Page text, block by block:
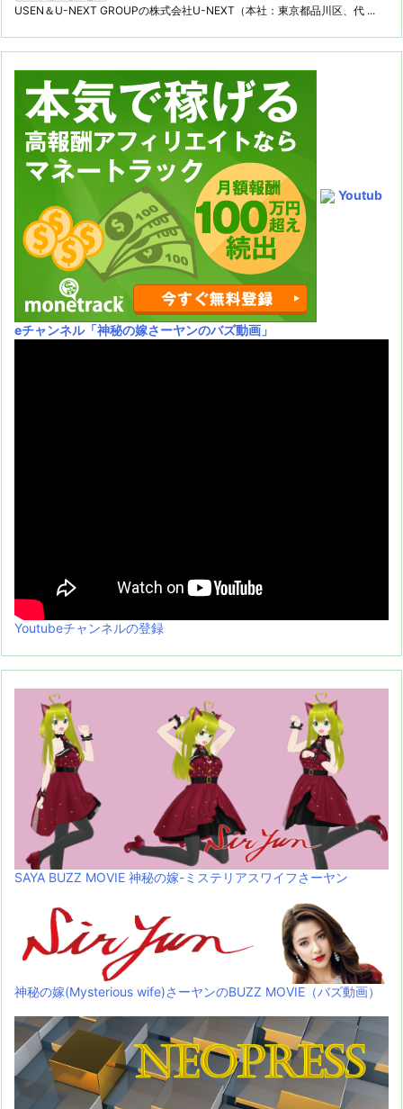
USEN＆U-NEXT GROUPの株式会社U-NEXT（本社：東京都品川区、代 ...
Youtub
eチャンネル「神秘の嫁さーヤンのバズ動画」
Youtubeチャンネルの登録
SAYA BUZZ MOVIE 神秘の嫁-ミステリアスワイフさーヤン
神秘の嫁(Mysterious wife)さーヤンのBUZZ MOVIE（バズ動画）